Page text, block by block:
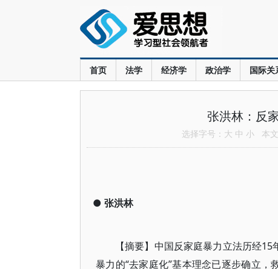
首页 法学 经济学 政治学 国际关
张洪林：反
选择字号： 大 中 小 本
● 张洪林
【摘要】中国反家庭暴力立法历经
暴力的“去家庭化”基本理念已逐步确立，